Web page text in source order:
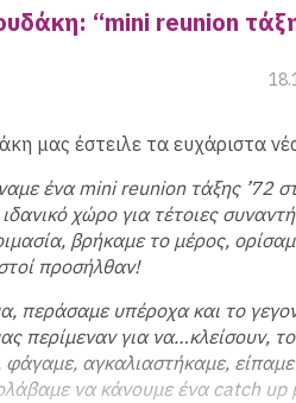
“mini reunion
μας έστειλε τα ευχάριστα
ένα mini reunion τάξης ’72
χώρο για τέτοιες
βρήκαμε το μέρος,
προσήλθαν!
περάσαμε υπέροχα και το
περίμεναν για να…κλείσουν, το
φάγαμε, αγκαλιαστήκαμε,
να κάνουμε ένα catch up